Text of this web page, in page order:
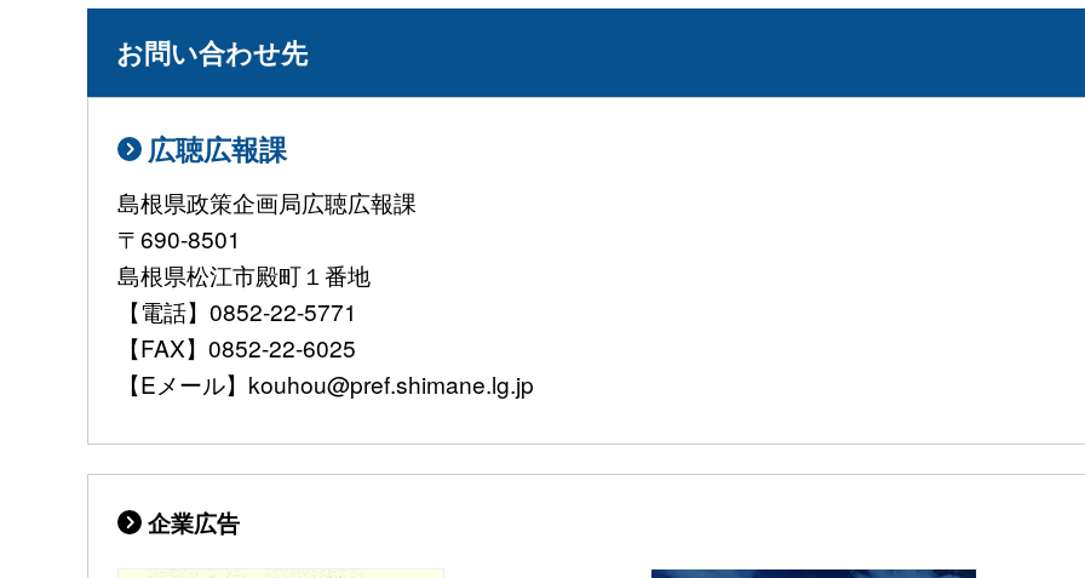
お問い合わせ先
広聴広報課
島根県政策企画局広聴広報課
〒690-8501
島根県松江市殿町１番地
【電話】0852-22-5771
【FAX】0852-22-6025
【Eメール】kouhou@pref.shimane.lg.jp
企業広告